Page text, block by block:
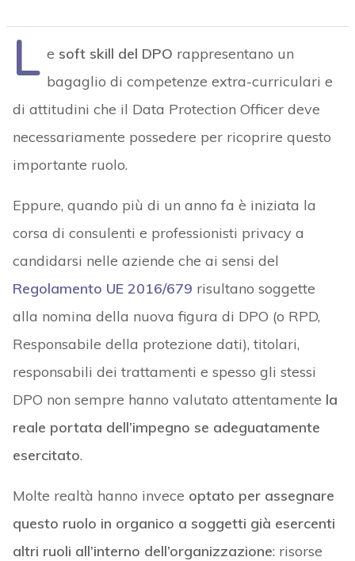
L e soft skill del DPO rappresentano un
bagaglio di competenze extra-curriculari e
di attitudini che il Data Protection Officer deve
necessariamente possedere per ricoprire questo
importante ruolo.
Eppure, quando più di un anno fa è iniziata la
corsa di consulenti e professionisti privacy a
candidarsi nelle aziende che ai sensi del
Regolamento UE 2016/679 risultano soggette
alla nomina della nuova figura di DPO (o RPD,
Responsabile della protezione dati), titolari,
responsabili dei trattamenti e spesso gli stessi
DPO non sempre hanno valutato attentamente la
reale portata dell’impegno se adeguatamente
esercitato.
Molte realtà hanno invece optato per assegnare
questo ruolo in organico a soggetti già esercenti
altri ruoli all’interno dell’organizzazione: risorse